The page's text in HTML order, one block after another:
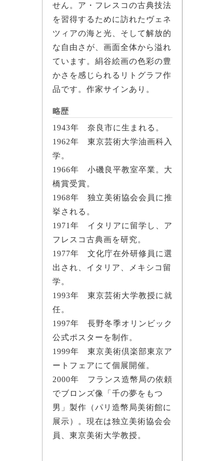
せん。ア・フレスコの古典技法
を習得するために訪れたヴェネ
ツィアの海と光、そして解放的
な自由さが、画面全体から溢れ
ています。絹谷絵画の色彩の豊
かさを感じられるリトグラフ作
品です。作家サインあり。
略歴
1943年 奈良市に生まれる。
1962年 東京芸術大学油画科入
学。
1966年 小磯良平教室卒業。大
橋賞受賞。
1968年 独立美術協会会員に推
挙される。
1971年 イタリアに留学し、ア
フレスコ古典画を研究。
1977年 文化庁在外研修員に選
出され、イタリア、メキシコ留
学。
1993年 東京芸術大学教授に就
任。
1997年 長野冬季オリンビック
公式ポスターを制作。
1999年 東京美術倶楽部東京ア
ートフェアにて個展開催。
2000年 フランス造幣局の依頼
でブロンズ像「千の夢をもつ
男」製作（パリ造幣局美術館に
展示）。現在は独立美術協会会
員、東京美術大学教授。